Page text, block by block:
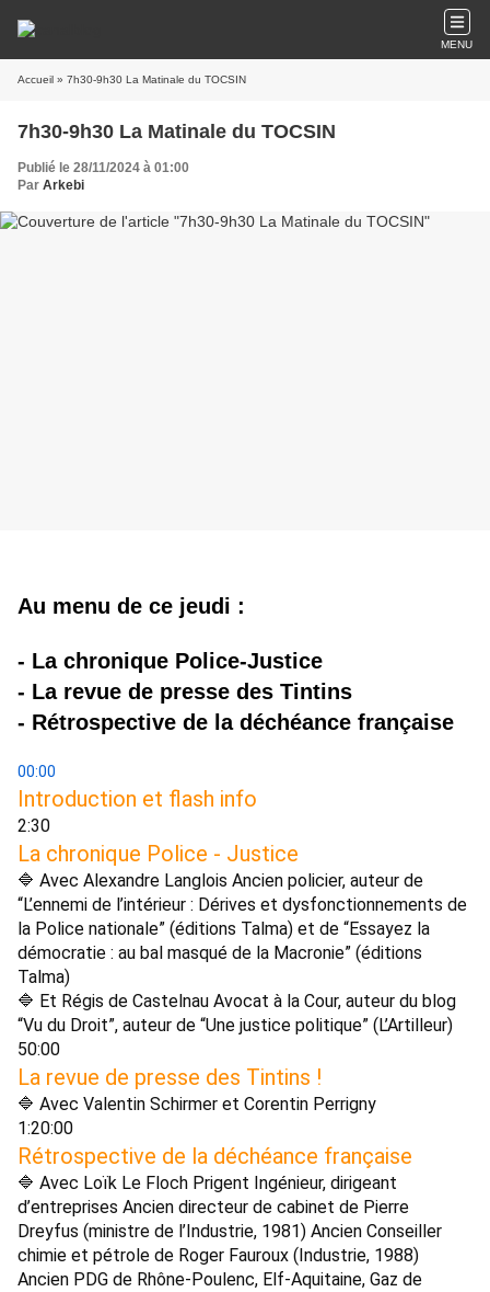
MENU
Accueil » 7h30-9h30 La Matinale du TOCSIN
7h30-9h30 La Matinale du TOCSIN
Publié le 28/11/2024 à 01:00
Par Arkebi
Au menu de ce jeudi :
- La chronique Police-Justice
- La revue de presse des Tintins
- Rétrospective de la déchéance française
00:00
Introduction et flash info
2:30
La chronique Police - Justice
🔷 Avec Alexandre Langlois Ancien policier, auteur de
“L’ennemi de l’intérieur : Dérives et dysfonctionnements de
la Police nationale” (éditions Talma) et de “Essayez la
démocratie : au bal masqué de la Macronie” (éditions
Talma)
🔷 Et Régis de Castelnau Avocat à la Cour, auteur du blog
“Vu du Droit”, auteur de “Une justice politique” (L’Artilleur)
50:00
La revue de presse des Tintins !
🔷 Avec Valentin Schirmer et Corentin Perrigny
1:20:00
Rétrospective de la déchéance française
🔷 Avec Loïk Le Floch Prigent Ingénieur, dirigeant
d’entreprises Ancien directeur de cabinet de Pierre
Dreyfus (ministre de l’Industrie, 1981) Ancien Conseiller
chimie et pétrole de Roger Fauroux (Industrie, 1988)
Ancien PDG de Rhône-Poulenc, Elf-Aquitaine, Gaz de